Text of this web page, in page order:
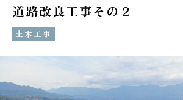
道路改良工事その２
土木工事